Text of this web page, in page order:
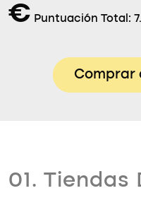
€ Puntuación Total:
Comprar
01. Tiendas